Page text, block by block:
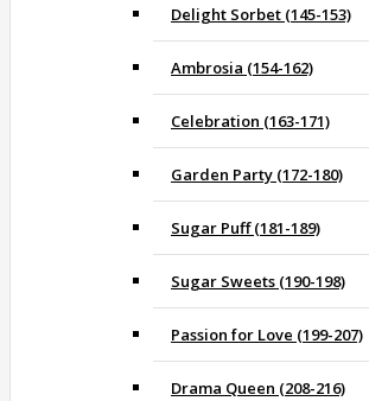
Delight Sorbet (145-153)
Ambrosia (154-162)
Celebration (163-171)
Garden Party (172-180)
Sugar Puff (181-189)
Sugar Sweets (190-198)
Passion for Love (199-207)
Drama Queen (208-216)